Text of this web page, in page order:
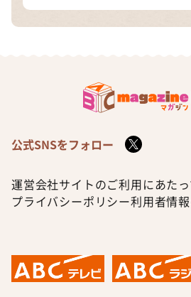
公式SNSをフォロー
運営会社サイトのご利用にあたっ
プライバシーポリシー利用者情